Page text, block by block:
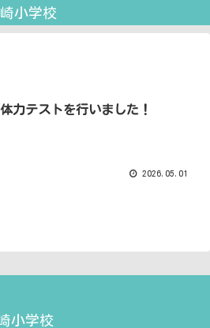
小学校
体力テストを行いました！
2026.05.01
小学校